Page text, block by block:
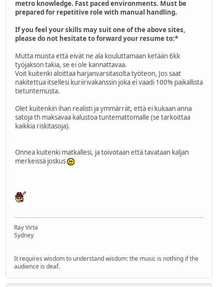
metro knowledge. Fast paced environments. Must be
prepared for repetitive role with manual handling.
If you feel your skills may suit one of the above sites,
please do not hesitate to forward your resume to:*
Mutta muista että eivät ne ala kouluttamaan ketään 6kk
työjakson takia, se ei ole kannattavaa.
Voit kuitenki aloittaa harjanvarsitasolta työteon, Jos saat
nakitettua itsellesi kuriirivakanssin joka ei vaadi 100% paikallista
tietuntemusta.
Olet kuitenkin ihan realisti ja ymmärrät, että ei kukaan anna
satoja th maksavaa kalustoa tuntemattomalle (se tarkoittaa
kaikkia riskitasoja).
Onnea kuitenki matkallesi, ja toivotaan että tavataan kaljan
merkeissä joskus
Ray Virta
Sydney
It requires wisdom to understand wisdom: the music is nothing if the
audience is deaf.